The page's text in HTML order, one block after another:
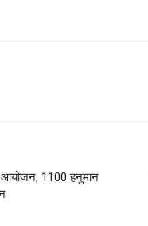
आयोजन, 1100 हनुमान